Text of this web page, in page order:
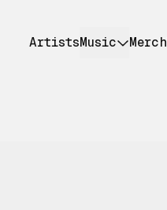
ArtistsMusic Merch